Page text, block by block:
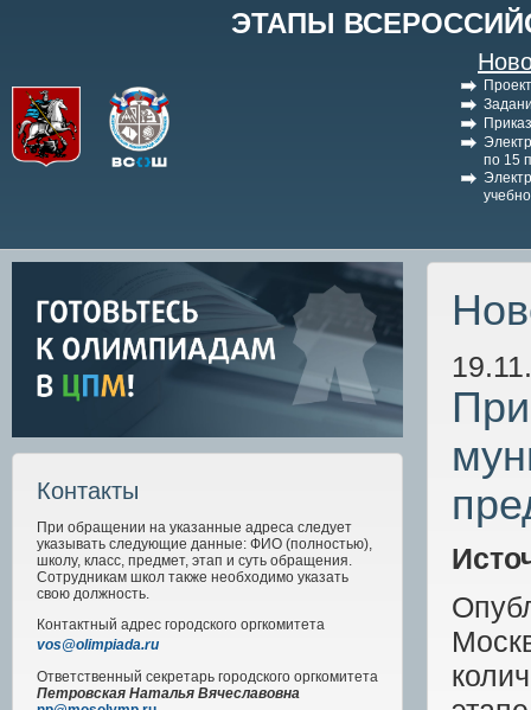
ЭТАПЫ
по 15
Контакты
При обращении на указанные адреса следует
указывать следующие данные: ФИО (полностью),
школу, класс, предмет, этап и суть обращения.
Сотрудникам школ также необходимо указать
свою должность.
Контактный адрес городского оргкомитета
vos@olimpiada.ru
Ответственный секретарь городского оргкомитета
Петровская Наталья Вячеславовна